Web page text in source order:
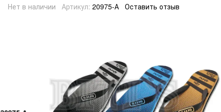
Нет в наличии Артикул: 20975-А Оставить отзыв